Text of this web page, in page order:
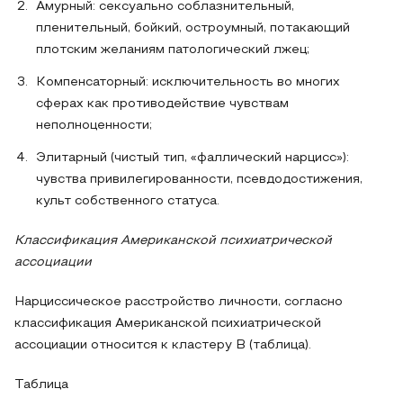
Амурный: сексуально соблазнительный,
пленительный, бойкий, остроумный, потакающий
плотским желаниям патологический лжец;
Компенсаторный: исключительность во многих
сферах как противодействие чувствам
неполноценности;
Элитарный (чистый тип, «фаллический нарцисс»):
чувства привилегированности, псевдодостижения,
культ собственного статуса.
Классификация Американской психиатрической
ассоциации
Нарциссическое расстройство личности, согласно
классификация Американской психиатрической
ассоциации относится к кластеру В (таблица).
Таблица